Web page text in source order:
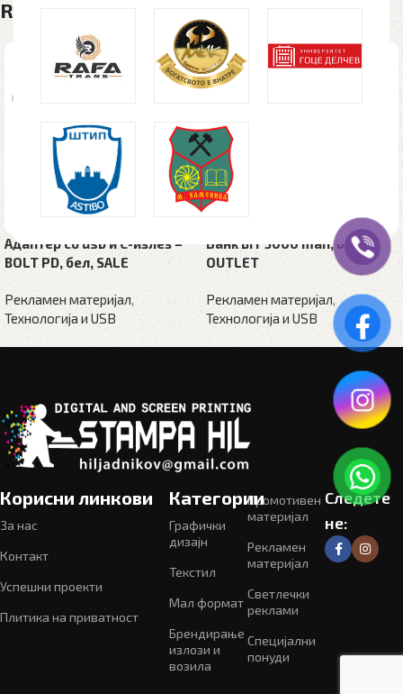
Related products
Адаптер со usb и C-излез –
BOLT PD, бел, SALE
Рекламен материјал,
Технологија и USB
Банк BIT 5000 mah, бела,
OUTLET
Рекламен материјал,
Технологија и USB
Корисни линкови
За нас
Контакт
Успешни проекти
Плитика на приватност
Категории
Графички
дизајн
Текстил
Мал формат
Брендирање
излози и
возила
Промотивен
материјал
Рекламен
материјал
Светлечки
реклами
Специјални
понуди
Следете
не: